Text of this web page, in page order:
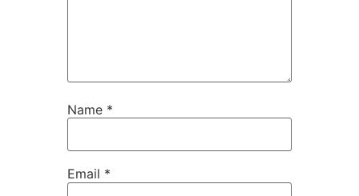
Name *
Email *